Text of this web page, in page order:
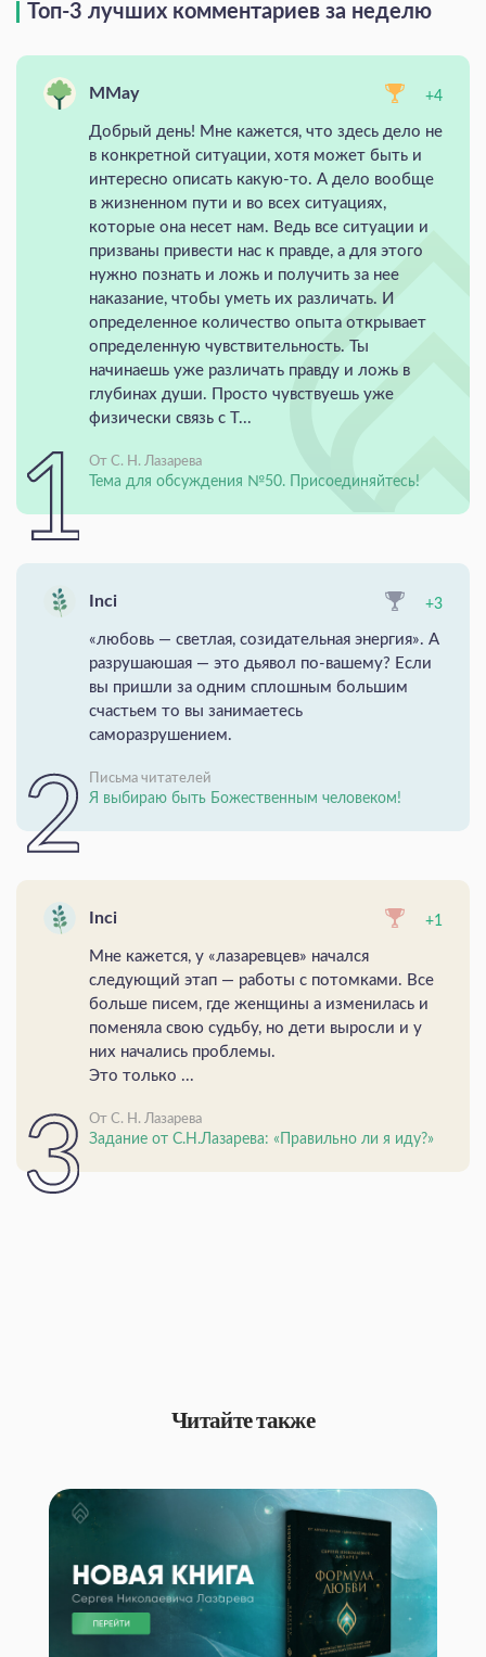
Топ-3 лучших комментариев за неделю
MMay +4
Добрый день! Мне кажется, что здесь дело не
в конкретной ситуации, хотя может быть и
интересно описать какую-то. А дело вообще
в жизненном пути и во всех ситуациях,
которые она несет нам. Ведь все ситуации и
призваны привести нас к правде, а для этого
нужно познать и ложь и получить за нее
наказание, чтобы уметь их различать. И
определенное количество опыта открывает
определенную чувствительность. Ты
начинаешь уже различать правду и ложь в
глубинах души. Просто чувствуешь уже
физически связь с Т...
От С. Н. Лазарева
Тема для обсуждения №50. Присоединяйтесь!
Inci +3
«любовь — светлая, созидательная энергия». А
разрушаюшая — это дьявол по-вашему? Если
вы пришли за одним сплошным большим
счастьем то вы занимаетесь
саморазрушением.
Письма читателей
Я выбираю быть Божественным человеком!
Inci +1
Мне кажется, у «лазаревцев» начался
следующий этап — работы с потомками. Все
больше писем, где женщины а изменилась и
поменяла свою судьбу, но дети выросли и у
них начались проблемы.
Это только ...
От С. Н. Лазарева
Задание от С.Н.Лазарева: «Правильно ли я иду?»
Читайте также